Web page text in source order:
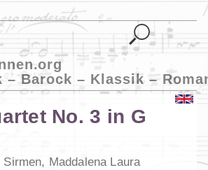
– Barock – Klassik –
No. 3 in G
Sirmen, Maddalena Laura